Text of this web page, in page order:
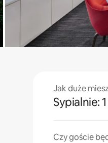
Jak duże
Sypialnie: 1
Czy goście